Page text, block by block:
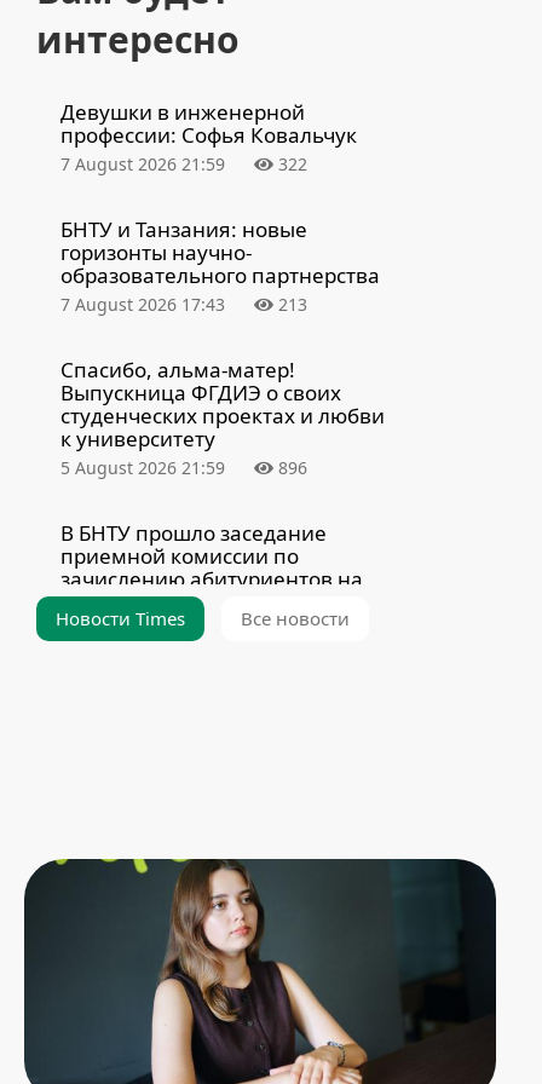
интересно
Девушки в инженерной
профессии: Софья Ковальчук
7 August 2026 21:59 322
БНТУ и Танзания: новые
горизонты научно-
образовательного партнерства
7 August 2026 17:43 213
Спасибо, альма-матер!
Выпускница ФГДИЭ о своих
студенческих проектах и любви
к университету
5 August 2026 21:59 896
В БНТУ прошло заседание
приемной комиссии по
зачислению абитуриентов на
платную форму обучения
3 August 2026 20:21 3457
университетом и Sinomach
Digital Technology Corporation
31 July 2026 15:47 856
Студенты АФ завершили
обучение по программе
«Технические инновации
зеленого будущего» в КНР
31 July 2026 13:04 698
Новости Times Все новости